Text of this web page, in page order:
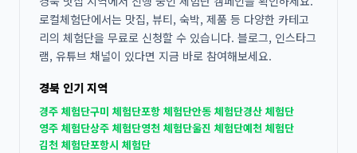
로컬체험단에서는 맛집, 뷰티, 숙박, 제품 등 다양한 카테고
리의 체험단을 무료로 신청할 수 있습니다. 블로그, 인스타그
램, 유튜브 채널이 있다면 지금 바로 참여해보세요.
경북 인기 지역
경주 체험단구미 체험단포항 체험단안동 체험단경산 체험단
영주 체험단상주 체험단영천 체험단울진 체험단예천 체험단
김천 체험단포항시 체험단